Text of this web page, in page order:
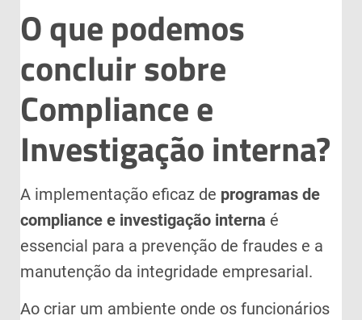
O que podemos
concluir sobre
Compliance e
Investigação interna?
A implementação eficaz de programas de
compliance e investigação interna é
essencial para a prevenção de fraudes e a
manutenção da integridade empresarial.
Ao criar um ambiente onde os funcionários